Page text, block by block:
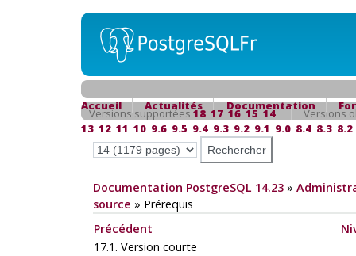
Accueil Actualités Documentation
Versions supportées18 17 16 15 14
Versions
13 12 11 10 9.6 9.5 9.4 9.3 9.2 9.1 9.0 8.4 8.3 8.2
Documentation PostgreSQL 14.23»
source » Prérequis
Précédent
17.1. Version courte